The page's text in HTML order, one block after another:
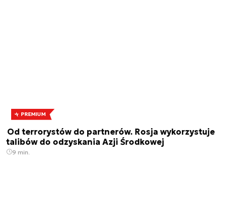
PREMIUM
Od terrorystów do partnerów. Rosja wykorzystuje
talibów do odzyskania Azji Środkowej
9 min.